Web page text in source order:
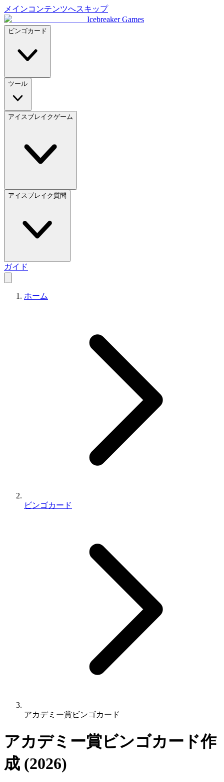
メインコンテンツへスキップ
Icebreaker Games
ビンゴカード
ツール
アイスブレイクゲーム
アイスブレイク質問
ガイド
ホーム
ビンゴカード
アカデミー賞ビンゴカード
アカデミー賞ビンゴカード作
成 (2026)